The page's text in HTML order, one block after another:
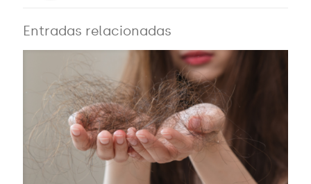
Entradas relacionadas